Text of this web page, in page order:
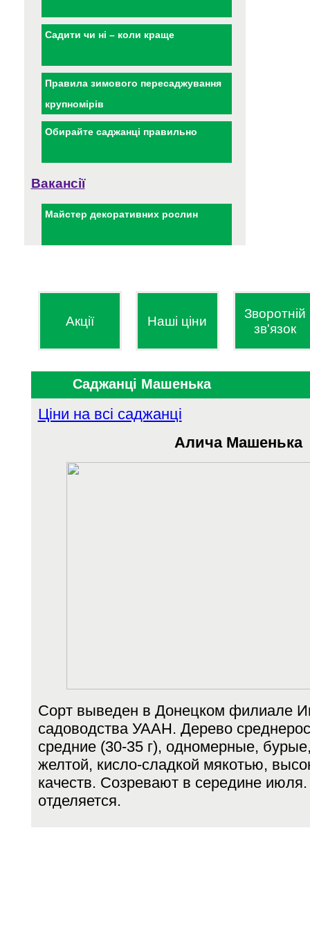
Садити чи ні – коли краще
Правила зимового пересаджування
крупномірів
Обирайте саджанці правильно
Вакансії
Майстер декоративних рослин
Акції Наші ціни
Зворотній
зв'язок
Саджанці Машенька
Ціни на всі саджанці
Алича Машенька
Сорт выведен в Донецком филиале
садоводства УААН. Дерево
средние (30-35 г), одномерные,
желтой, кисло-сладкой мякотью,
качеств. Созревают в середине июля.
отделяется.